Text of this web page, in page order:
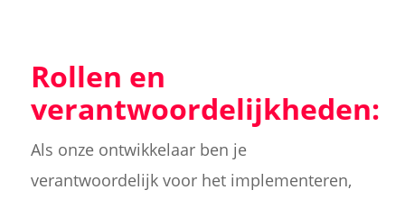
Rollen en
verantwoordelijkheden:
Als onze ontwikkelaar ben je
verantwoordelijk voor het implementeren,